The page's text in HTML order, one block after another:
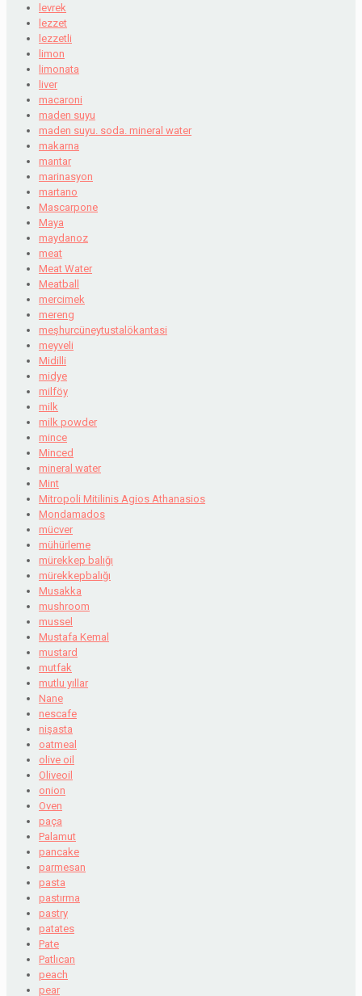
levrek
lezzet
lezzetli
limon
limonata
liver
macaroni
maden suyu
maden suyu. soda. mineral water
makarna
mantar
marinasyon
martano
Mascarpone
Maya
maydanoz
meat
Meat Water
Meatball
mercimek
mereng
meşhurcüneytustalökantasi
meyveli
Midilli
midye
milföy
milk
milk powder
mince
Minced
mineral water
Mint
Mitropoli Mitilinis Agios Athanasios
Mondamados
mücver
mühürleme
mürekkep balığı
mürekkepbalığı
Musakka
mushroom
mussel
Mustafa Kemal
mustard
mutfak
mutlu yıllar
Nane
nescafe
nişasta
oatmeal
olive oil
Oliveoil
onion
Oven
paça
Palamut
pancake
parmesan
pasta
pastırma
pastry
patates
Pate
Patlıcan
peach
pear